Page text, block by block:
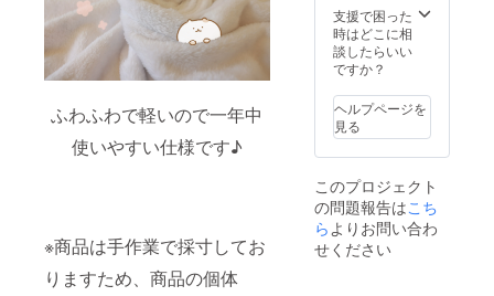
ふわふわで軽いので一年中
使いやすい仕様です♪
※商品は手作業で採寸してお
りますため、商品の個体
おりま
す。 画
像はイ
メージ
金額に
は消費
税
（10%
料770円
を含ん
でおり
ます。
支援で困った
時はどこに相
談したらいい
ですか？
ヘルプページを
見る
このプロジェクト
の問題報告はこち
ら よりお問い合わ
せください